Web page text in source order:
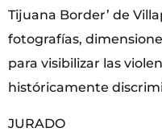
Tijuana Border’ de
fotografías,
para visibilizar las
históricamente
JURADO